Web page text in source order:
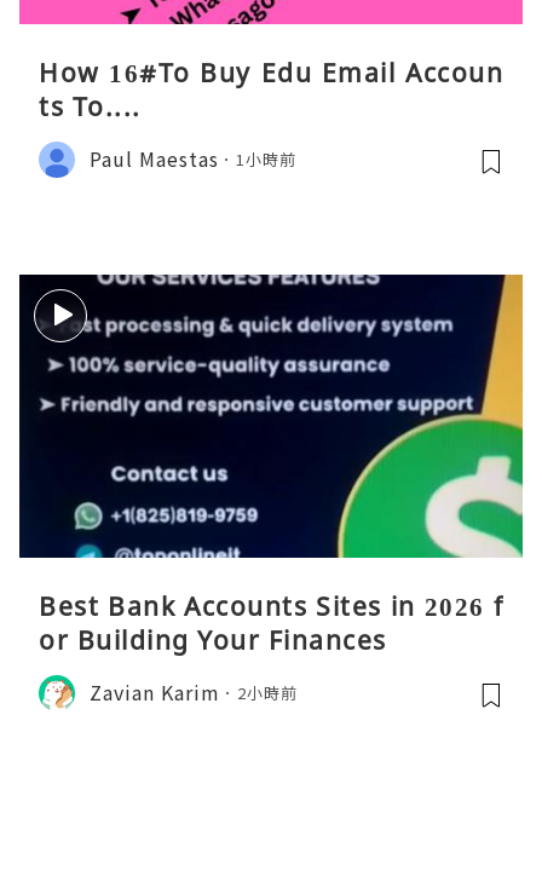
How 16#To Buy Edu Email Accoun
ts To....
Paul Maestas 1小時前
Best Bank Accounts Sites in 2026 f
or Building Your Finances
Zavian Karim 2小時前